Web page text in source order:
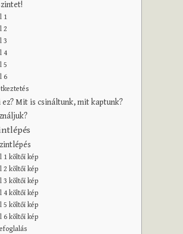
1
2
3
4
5
6
ez? Mit is csináltunk, mit kaptunk?
1 költői kép
2 költői kép
3 költői kép
4 költői kép
5 költői kép
6 költői kép